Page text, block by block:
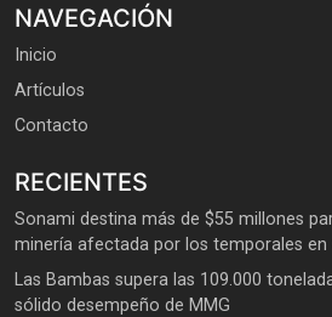
NAVEGACIÓN
Inicio
Artículos
Contacto
RECIENTES
Sonami destina más de $55 millones
minería afectada por los temporales en
Las Bambas supera las 109.000
sólido desempeño de MMG